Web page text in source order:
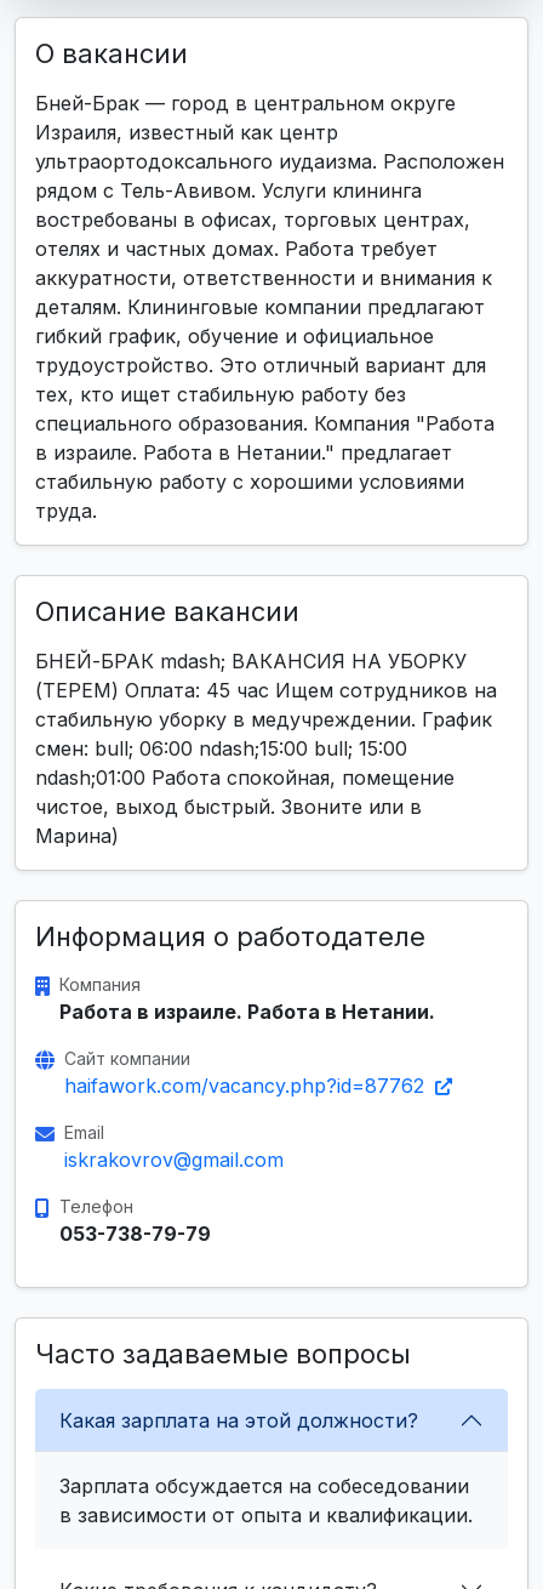
О вакансии
Бней-Брак — город в центральном округе
Израиля, известный как центр
ультраортодоксального иудаизма. Расположен
рядом с Тель-Авивом. Услуги клининга
востребованы в офисах, торговых центрах,
отелях и частных домах. Работа требует
аккуратности, ответственности и внимания к
деталям. Клининговые компании предлагают
гибкий график, обучение и официальное
трудоустройство. Это отличный вариант для
тех, кто ищет стабильную работу без
специального образования. Компания "Работа
в израиле. Работа в Нетании." предлагает
стабильную работу с хорошими условиями
труда.
Описание вакансии
БНЕЙ-БРАК mdash; ВАКАНСИЯ НА УБОРКУ
(ТЕРЕМ) Оплата: 45 час Ищем сотрудников на
стабильную уборку в медучреждении. График
смен: bull; 06:00 ndash;15:00 bull; 15:00
ndash;01:00 Работа спокойная, помещение
чистое, выход быстрый. Звоните или в
Марина)
Информация о работодателе
Компания
Работа в израиле. Работа в Нетании.
Сайт компании
haifawork.com/vacancy.php?id=87762
Email
iskrakovrov@gmail.com
Телефон
053-738-79-79
Часто задаваемые вопросы
Какая зарплата на этой должности?
Зарплата обсуждается на собеседовании
в зависимости от опыта и квалификации.